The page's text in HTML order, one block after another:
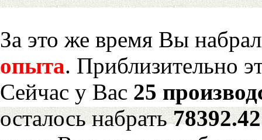
За это же время Вы
опыта. Приблизительно
Сейчас у Вас 25
осталось набрать